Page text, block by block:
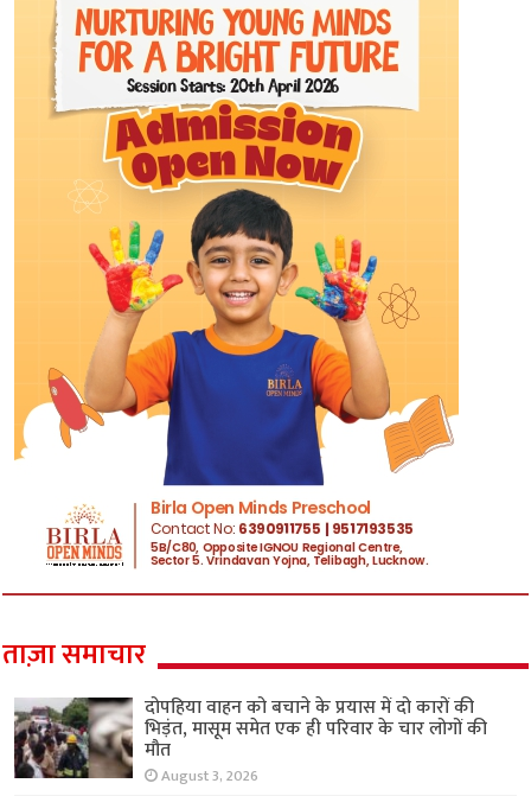
ताज़ा समाचार
दोपहिया वाहन को बचाने के प्रयास में दो कारों की
भिड़ंत, मासूम समेत एक ही परिवार के चार लोगों की
मौत
August 3, 2026